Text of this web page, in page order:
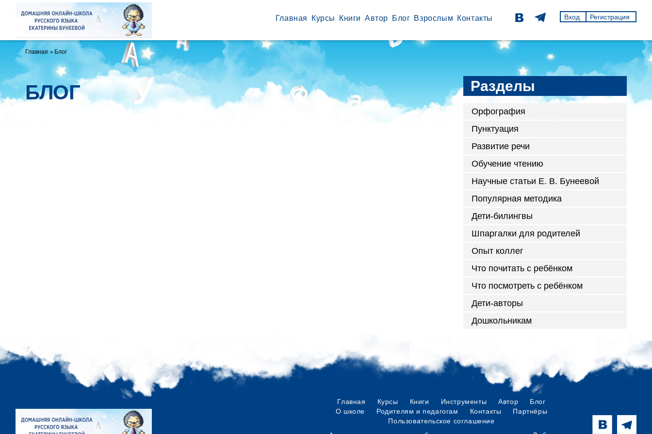
Главная Курсы Книги Автор Блог Взрослым Контакты Вход Регистрация
Главная Блог
БЛОГ Разделы
Орфография
Пунктуация
Развитие речи
Обучение чтению
Научные статьи Е. В. Бунеевой
Популярная методика
Дети-билингвы
Шпаргалки для родителей
Опыт коллег
Что почитать с ребёнком
Что посмотреть с ребёнком
Дети-авторы
Дошкольникам
Главная Курсы Книги Инструменты Автор
Блог
О школе
Родителям и педагогам Контакты
Партнёры
Пользовательское соглашение